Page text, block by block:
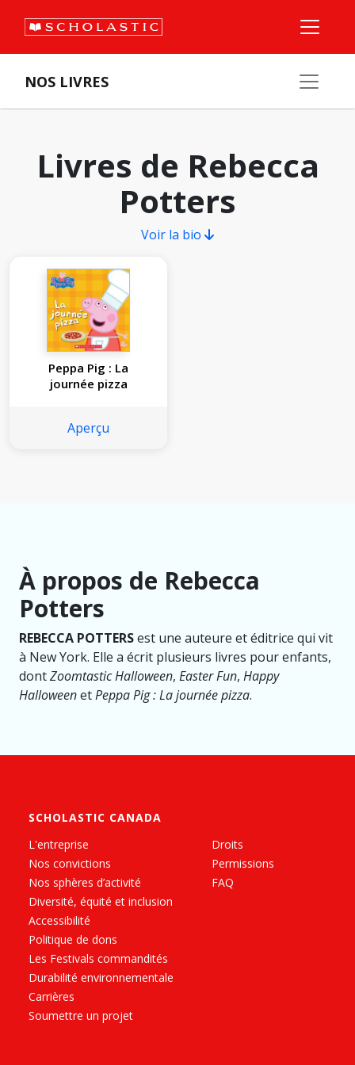
NOS LIVRES
Livres de Rebecca
Potters
Voir la bio
Peppa Pig : La
journée pizza
Aperçu
À propos de Rebecca
Potters
REBECCA POTTERSest une auteure et éditrice qui vit
à New York. Elle a écrit plusieurs livres pour enfants,
dontZoomtastic Halloween, Easter Fun, Happy
HalloweenetPeppa Pig : La journée pizza.
SCHOLASTIC CANADA
L'entreprise
Nos convictions
Nos sphères d’activité
Diversité, équité et inclusion
Accessibilité
Politique de dons
Les Festivals commandités
Durabilité environnementale
Carrières
Soumettre un projet
Droits
Permissions
FAQ